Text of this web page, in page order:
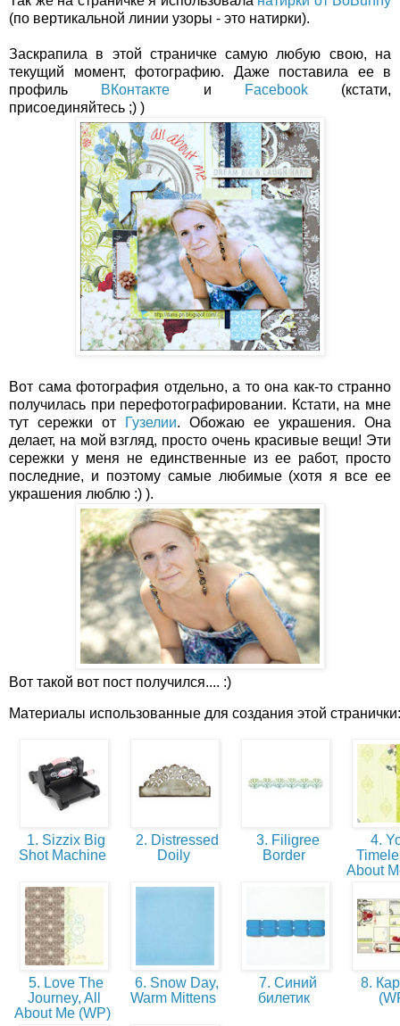
(по вертикальной линии узоры - это натирки).
Заскрапила в этой страничке самую любую свою, на
текущий момент, фотографию. Даже поставила ее в
профиль
ВКонтакте и Facebook(кстати,
присоединяйтесь ;) )
Вот сама фотография отдельно, а то она как-то странно
получилась при перефотографировании. Кстати, на мне
тут сережки от
Гузелии. Обожаю ее украшения. Она
делает, на мой взгляд, просто очень красивые вещи! Эти
сережки у меня не единственные из ее работ, просто
последние, и поэтому самые любимые (хотя я все ее
украшения люблю :) ).
Вот такой вот пост получился.... :)
Материалы использованные для создания этой странички:
1. Sizzix Big
Shot Machine
2. Distressed
Doily
3. Filigree
Border
4.
About
5. Love The
Journey, All
About Me (WP)
6. Snow Day,
Warm Mittens
7. Синий
билетик
8.